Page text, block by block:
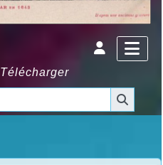
Télécharger